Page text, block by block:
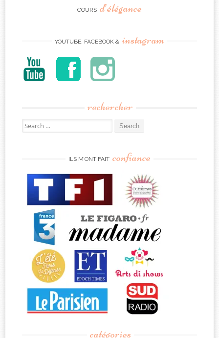
COURS d’élégance
YOUTUBE, FACEBOOK & instagram
rechercher
Search
for:
ILS M’ONT FAIT confiance
catégories